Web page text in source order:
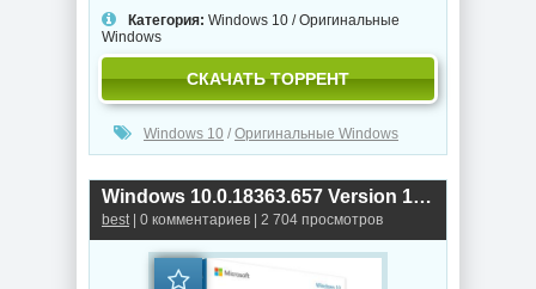
Категория: Windows 10 /Оригинальные
Windows
СКАЧАТЬ ТОРРЕНТ
Windows 10 / Оригинальные Windows
Windows 10.0.18363.657 Version 1909 (February 2020 Update) Оригинальные образы от Microsoft MSDN
best | 0 комментариев | 2 704 просмотров